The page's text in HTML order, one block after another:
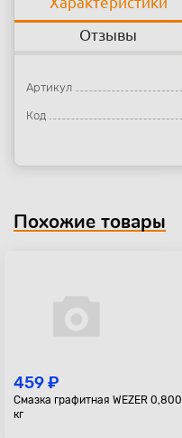
Отзывы
Артикул
Код
Похожие товары
459 ₽
Смазка графитная WEZER 0,800
кг